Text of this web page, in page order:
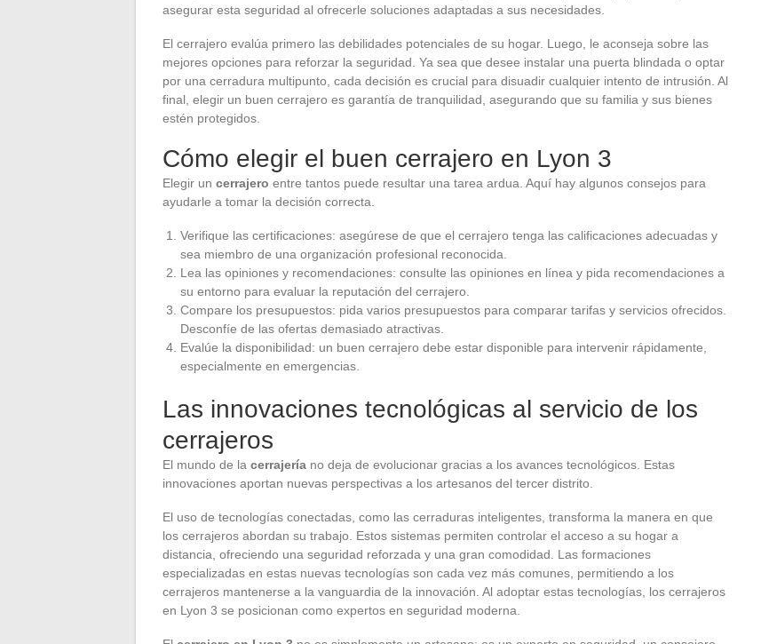
asegurar esta seguridad al ofrecerle soluciones adaptadas a sus necesidades.
El cerrajero evalúa primero las debilidades potenciales de su hogar. Luego, le aconseja sobre las
mejores opciones para reforzar la seguridad. Ya sea que desee instalar una puerta blindada o optar
por una cerradura multipunto, cada decisión es crucial para disuadir cualquier intento de intrusión. Al
final, elegir un buen cerrajero es garantía de tranquilidad, asegurando que su familia y sus bienes
estén protegidos.
Cómo elegir el buen cerrajero en Lyon 3
Elegir un cerrajero entre tantos puede resultar una tarea ardua. Aquí hay algunos consejos para
ayudarle a tomar la decisión correcta.
Verifique las certificaciones: asegúrese de que el cerrajero tenga las calificaciones adecuadas y
sea miembro de una organización profesional reconocida.
Lea las opiniones y recomendaciones: consulte las opiniones en línea y pida recomendaciones a
su entorno para evaluar la reputación del cerrajero.
Compare los presupuestos: pida varios presupuestos para comparar tarifas y servicios ofrecidos.
Desconfíe de las ofertas demasiado atractivas.
Evalúe la disponibilidad: un buen cerrajero debe estar disponible para intervenir rápidamente,
especialmente en emergencias.
Las innovaciones tecnológicas al servicio de los
cerrajeros
El mundo de la cerrajería no deja de evolucionar gracias a los avances tecnológicos. Estas
innovaciones aportan nuevas perspectivas a los artesanos del tercer distrito.
El uso de tecnologías conectadas, como las cerraduras inteligentes, transforma la manera en que
los cerrajeros abordan su trabajo. Estos sistemas permiten controlar el acceso a su hogar a
distancia, ofreciendo una seguridad reforzada y una gran comodidad. Las formaciones
especializadas en estas nuevas tecnologías son cada vez más comunes, permitiendo a los
cerrajeros mantenerse a la vanguardia de la innovación. Al adoptar estas tecnologías, los cerrajeros
en Lyon 3 se posicionan como expertos en seguridad moderna.